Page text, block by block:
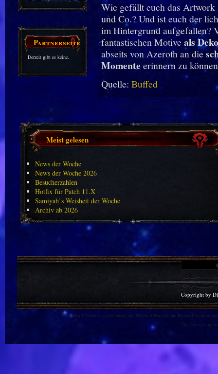
Partnerseiten
Derzeit gibt es keine.
Wie gefällt euch das
und Co.? Und ist euch der
im Hintergrund aufgefallen?
fantastischen Motive als
abseits von Azeroth an die
Momenteerinnern zu
Quelle:Buffed
Meist gelesen
News der Woche
News der Woche 2026
Besucherzahlen
Hotfix für Patch 11.X
Samiyah`s Weisheit der Woche
Archiv ab 2026
Copyright by
Warlords of Draenor is a trademark, and World of Warcraft and Blizzard
This site is in no